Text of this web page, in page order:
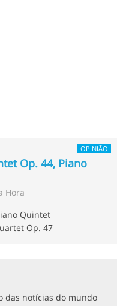
OPINIÃO
Op. 44, Piano
Hora
das notícias do mundo